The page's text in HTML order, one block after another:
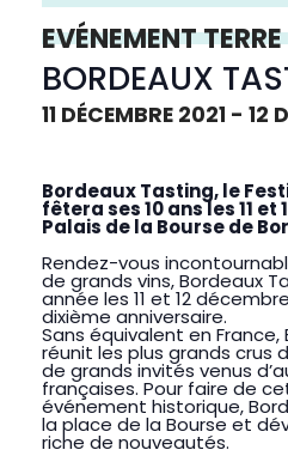
EVÉNEMENT
BORDEAUX
11 DÉCEMBRE 2021 - 12
Bordeaux Tasting, le
fêtera ses 10 ans les 11
Palais de la Bourse de
Rendez-vous
de grands vins, Bordeaux
année les 11 et 12
dixième anniversaire.
Sans équivalent en France,
réunit les plus grands crus
de grands invités venus
françaises. Pour faire de
événement historique,
la place de la Bourse et
riche de nouveautés.